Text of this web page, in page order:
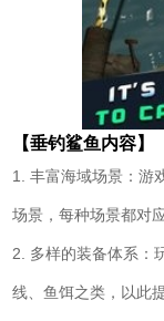
【垂钓鲨鱼内容】
1. 丰富海域场景：游
场景，每种场景都对
2. 多样的装备体系：
线、鱼饵之类，以此